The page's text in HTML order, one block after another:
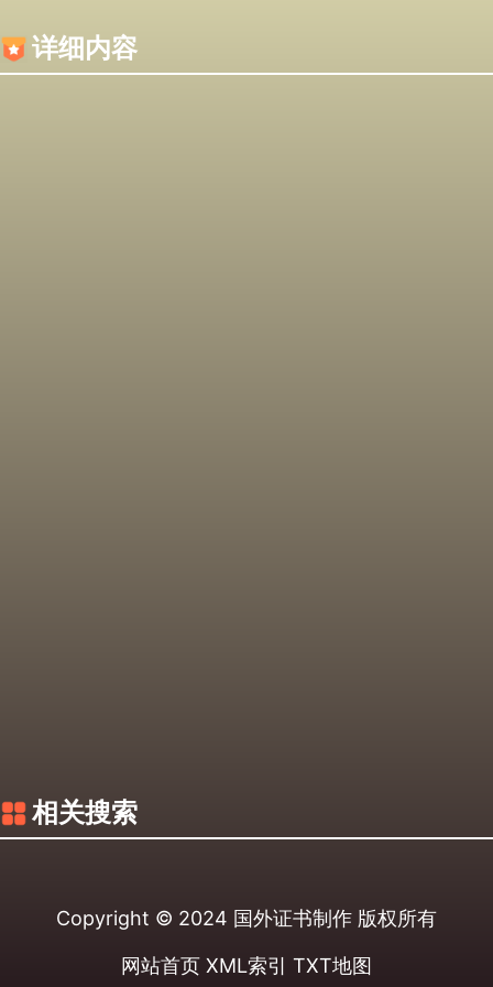
详细内容
相关搜索
Copyright © 2024 国外证书制作 版权所有
网站首页 XML索引 TXT地图